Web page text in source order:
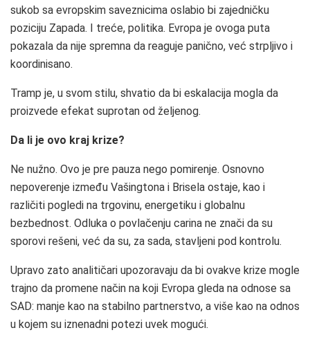
sukob sa evropskim saveznicima oslabio bi zajedničku
poziciju Zapada. I treće, politika. Evropa je ovoga puta
pokazala da nije spremna da reaguje panično, već strpljivo i
koordinisano.
Tramp je, u svom stilu, shvatio da bi eskalacija mogla da
proizvede efekat suprotan od željenog.
Da li je ovo kraj krize?
Ne nužno. Ovo je pre pauza nego pomirenje. Osnovno
nepoverenje između Vašingtona i Brisela ostaje, kao i
različiti pogledi na trgovinu, energetiku i globalnu
bezbednost. Odluka o povlačenju carina ne znači da su
sporovi rešeni, već da su, za sada, stavljeni pod kontrolu.
Upravo zato analitičari upozoravaju da bi ovakve krize mogle
trajno da promene način na koji Evropa gleda na odnose sa
SAD: manje kao na stabilno partnerstvo, a više kao na odnos
u kojem su iznenadni potezi uvek mogući.